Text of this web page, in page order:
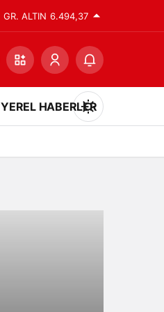
GR. ALTIN 6.494,37
YEREL HABERLERMod
değiştir